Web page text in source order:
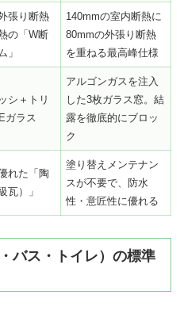
張り断熱
の「W断
」
140mmの室内断熱に
80mmの外張り断熱
を重ねる最高峰仕様
シ＋トリ
ガラス
アルゴンガスを注入
した3枚ガラス窓。結
露を徹底的にブロッ
ク
れた「陶
瓦）」
塗り替えメンテナン
スが不要で、防水
性・意匠性に優れる
バス・トイレ）の標準